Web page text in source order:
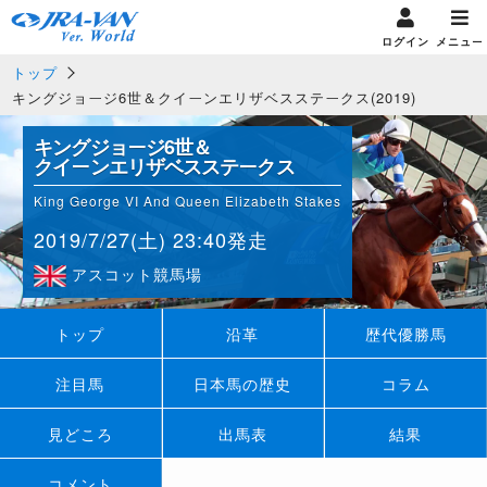
ログイン メニュー
トップ
キングジョージ6世＆クイーンエリザベスステークス(2019)
キングジョージ6世＆
クイーンエリザベスステークス
King George VI And Queen Elizabeth Stakes
2019/7/27(土) 23:40発走
アスコット競馬場
トップ 沿革 歴代優勝馬
注目馬 日本馬の歴史 コラム
見どころ 出馬表 結果